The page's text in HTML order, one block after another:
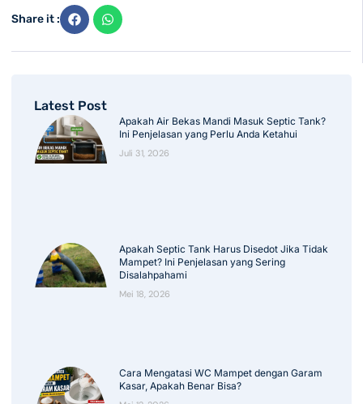
Share it :
Latest Post
Apakah Air Bekas Mandi Masuk Septic Tank?
Ini Penjelasan yang Perlu Anda Ketahui
Juli 31, 2026
Apakah Septic Tank Harus Disedot Jika Tidak
Mampet? Ini Penjelasan yang Sering
Disalahpahami
Mei 18, 2026
Cara Mengatasi WC Mampet dengan Garam
Kasar, Apakah Benar Bisa?